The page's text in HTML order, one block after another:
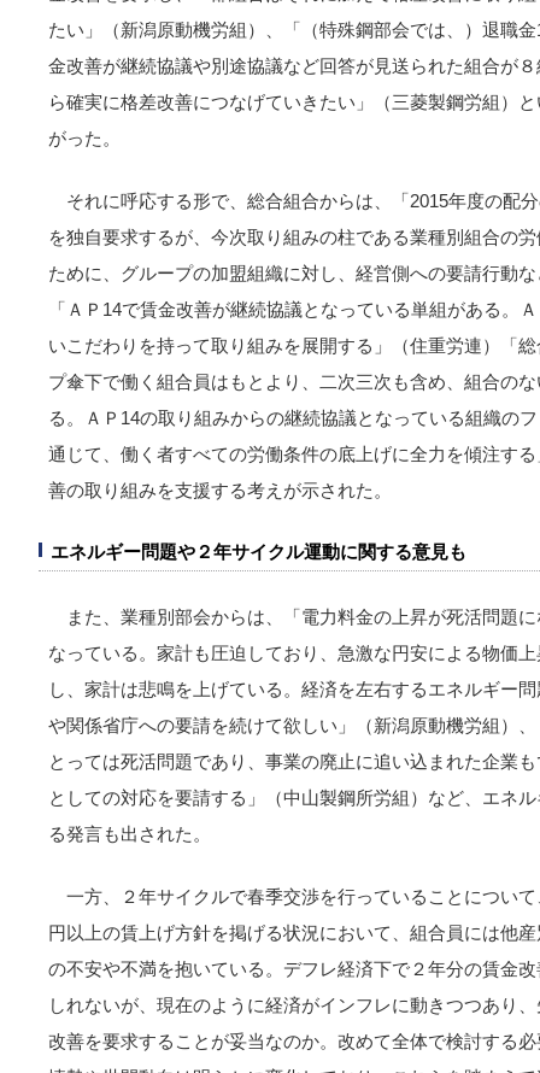
たい」（新潟原動機労組）、「（特殊鋼部会では、）退職
金改善が継続協議や別途協議など回答が見送られた組合が
ら確実に格差改善につなげていきたい」（三菱製鋼労組）
がった。
それに呼応する形で、総合組合からは、「2015年度の配
を独自要求するが、今次取り組みの柱である業種別組合の
ために、グループの加盟組織に対し、経営側への要請行動
「ＡＰ14で賃金改善が継続協議となっている単組がある。
いこだわりを持って取り組みを展開する」（住重労連）「
プ傘下で働く組合員はもとより、二次三次も含め、組合の
る。ＡＰ14の取り組みからの継続協議となっている組織の
通じて、働く者すべての労働条件の底上げに全力を傾注す
善の取り組みを支援する考えが示された。
エネルギー問題や２年サイクル運動に関する意見も
また、業種別部会からは、「電力料金の上昇が死活問題
なっている。家計も圧迫しており、急激な円安による物価
し、家計は悲鳴を上げている。経済を左右するエネルギー
や関係省庁への要請を続けて欲しい」（新潟原動機労組）
とっては死活問題であり、事業の廃止に追い込まれた企業
としての対応を要請する」（中山製鋼所労組）など、エネ
る発言も出された。
一方、２年サイクルで春季交渉を行っていることについ
円以上の賃上げ方針を掲げる状況において、組合員には他
の不安や不満を抱いている。デフレ経済下で２年分の賃金
しれないが、現在のように経済がインフレに動きつつあり
改善を要求することが妥当なのか。改めて全体で検討する